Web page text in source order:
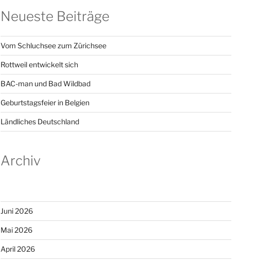
Neueste Beiträge
Vom Schluchsee zum Zürichsee
Rottweil entwickelt sich
BAC-man und Bad Wildbad
Geburtstagsfeier in Belgien
Ländliches Deutschland
Archiv
Juni 2026
Mai 2026
April 2026